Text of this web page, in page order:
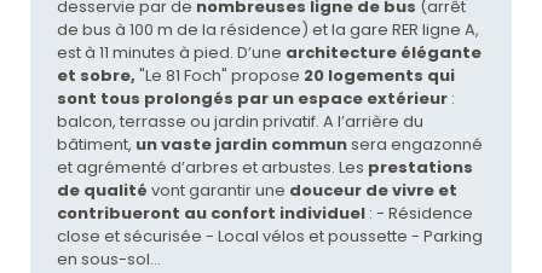
desservie par de nombreuses ligne de bus (arrêt
de bus à 100 m de la résidence) et la gare RER ligne A,
est à 11 minutes à pied. D’une architecture élégante
et sobre, "Le 81 Foch" propose 20 logements qui
sont tous prolongés par un espace extérieur:
balcon, terrasse ou jardin privatif. A l’arrière du
bâtiment, un vaste jardin communsera engazonné
et agrémenté d’arbres et arbustes. Les prestations
de qualité vont garantir une douceur de vivre et
contribueront au confort individuel: - Résidence
close et sécurisée - Local vélos et poussette - Parking
en sous-sol…